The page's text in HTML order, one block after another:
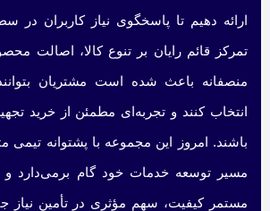
ارائه دهیم تا پاسخگوی نیاز کاربران در
تمرکز قائم رایان بر تنوع کالا، اصالت
منصفانه باعث شده است مشتریان
انتخاب کنند و تجربه‌ای مطمئن از خرید
باشند. امروز این مجموعه با پشتوانه
مسیر توسعه خدمات خود گام برمی‌دارد و
مستمر کیفیت، سهم مؤثری در تأمین نیاز